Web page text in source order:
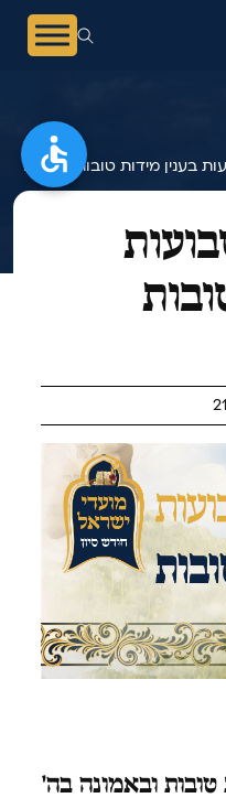
בענין מידות טובות ואמונה
ובאמונה בה'